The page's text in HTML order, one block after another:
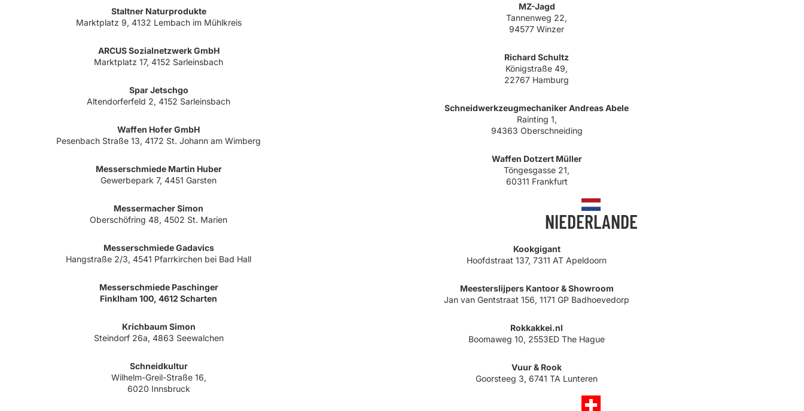
Staltner Naturprodukte
Marktplatz 9, 4132 Lembach im Mühlkreis
ARCUS Sozialnetzwerk GmbH
Marktplatz 17, 4152 Sarleinsbach
Spar Jetschgo
Altendorferfeld 2, 4152 Sarleinsbach
Waffen Hofer GmbH
Pesenbach Straße 13, 4172 St. Johann am Wimberg
Messerschmiede Martin Huber
Gewerbepark 7, 4451 Garsten
Messermacher Simon
Oberschöfring 48, 4502 St. Marien
Messerschmiede Gadavics
Hangstraße 2/3, 4541 Pfarrkirchen bei Bad Hall
Messerschmiede Paschinger
Finklham 100, 4612 Scharten
Krichbaum Simon
Steindorf 26a, 4863 Seewalchen
Schneidkultur
Wilhelm-Greil-Straße 16,
6020 Innsbruck
MZ-Jagd
Tannenweg 22,
94577 Winzer
Richard Schultz
Königstraße 49,
22767 Hamburg
Schneidwerkzeugmechaniker Andreas Abele
Rainting 1,
94363 Oberschneiding
Waffen Dotzert Müller
Töngesgasse 21,
60311 Frankfurt
NIEDERLANDE
Kookgigant
Hoofdstraat 137, 7311 AT Apeldoorn
Meesterslijpers Kantoor & Showroom
Jan van Gentstraat 156, 1171 GP Badhoevedorp
Rokkakkei.nl
Boomaweg 10, 2553ED The Hague
Vuur & Rook
Goorsteeg 3, 6741 TA Lunteren